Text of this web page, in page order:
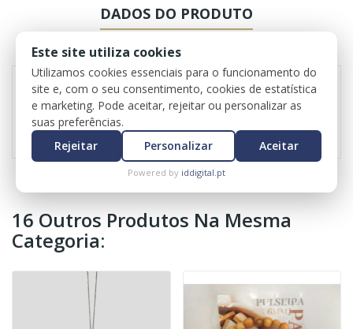
DADOS DO PRODUTO
REVIEWS
Referência 0461
16 Outros Produtos Na Mesma
Categoria:
Este site utiliza cookies
Utilizamos cookies essenciais para o funcionamento do
site e, com o seu consentimento, cookies de estatística
e marketing. Pode aceitar, rejeitar ou personalizar as
suas preferências.
Rejeitar
Personalizar Aceitar
Powered by iddigital.pt